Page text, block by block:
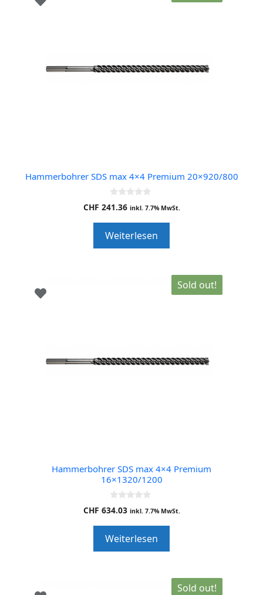
Hammerbohrer SDS max 4×4 Premium 20×920/800
0
o
o
f
5
CHF 241.36 inkl. 7.7% MwSt.
Weiterlesen
Sold out!
Hammerbohrer SDS max 4×4 Premium
16×1320/1200
0
o
o
f
5
CHF 634.03 inkl. 7.7% MwSt.
Weiterlesen
Sold out!